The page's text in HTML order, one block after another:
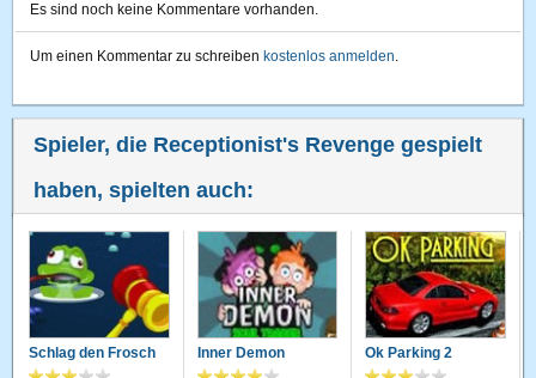
Es sind noch keine Kommentare vorhanden.
Um einen Kommentar zu schreiben kostenlos anmelden.
Spieler, die Receptionist's Revenge gespielt
haben, spielten auch:
Schlag den Frosch Inner Demon Ok Parking 2